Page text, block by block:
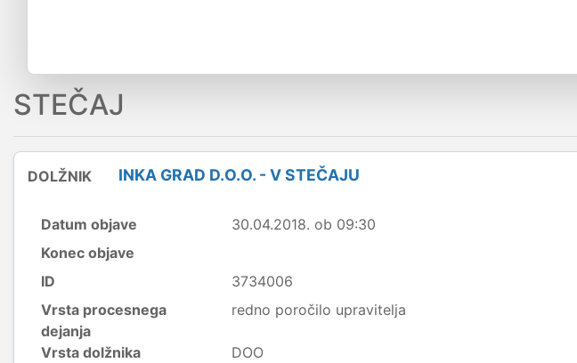
STEČAJ
DOLŽNIK INKA GRAD D.O.O. - V STEČAJU
Datum objave
30.04.2018. ob 09:30
Konec objave
ID
3734006
Vrsta procesnega
dejanja
redno poročilo upravitelja
Vrsta dolžnika
DOO